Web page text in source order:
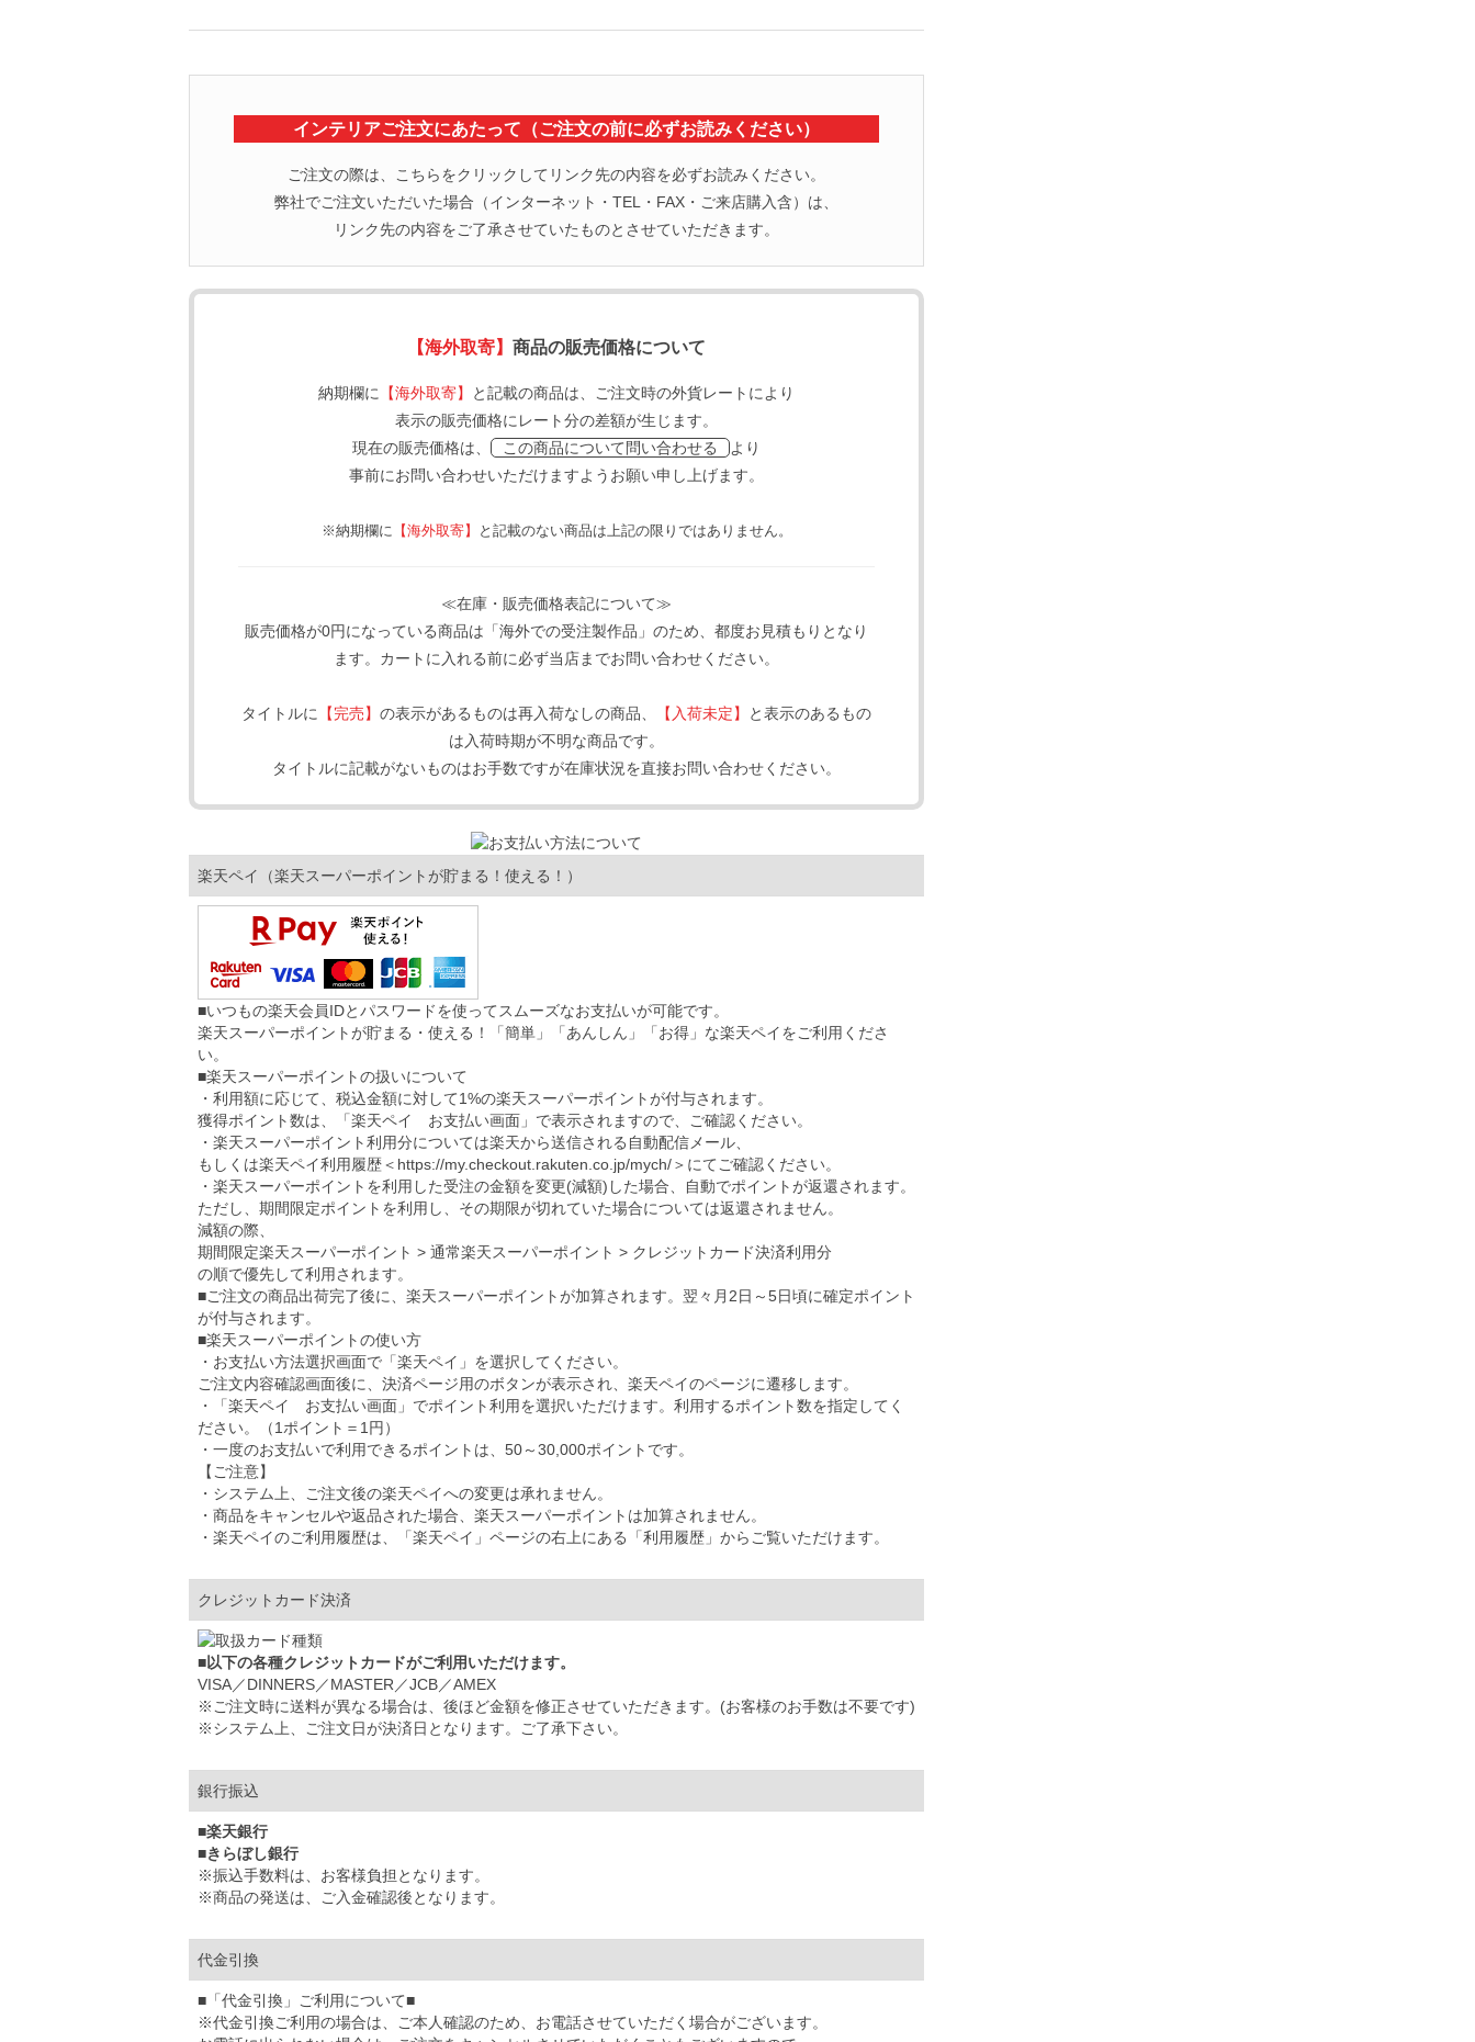
インテリアご注文にあたって（ご注文の前に必ずお読みください）
ご注文の際は、こちらをクリックしてリンク先の内容を必ずお読みください。
弊社でご注文いただいた場合（インターネット・TEL・FAX・ご来店購入含）は、
リンク先の内容をご了承させていたものとさせていただきます。
【海外取寄】 商品の販売価格について
納期欄に 【海外取寄】
と記載の商品は、ご注文時の外貨レートにより
表示の販売価格にレート分の差額が生じます。
現在の販売価格は、
この商品について問い合わせる
より
事前にお問い合わせいただけますようお願い申し上げます。
※納期欄に 【海外取寄】 と記載のない商品は上記の限りではありません。
≪在庫・販売価格表記について≫
販売価格が0円になっている商品は「海外での受注製作品」のため、都度お見積もりとなり
ます。カートに入れる前に必ず当店までお問い合わせください。
タイトルに 【完売】 の表示があるものは再入荷なしの商品、 【入荷未定】
と表示のあるもの
は入荷時期が不明な商品です。
タイトルに記載がないものはお手数ですが在庫状況を直接お問い合わせください。
楽天ペイ（楽天スーパーポイントが貯まる！使える！）
■いつもの楽天会員IDとパスワードを使ってスムーズなお支払いが可能です。
楽天スーパーポイントが貯まる・使える！「簡単」「あんしん」「お得」な楽天ペイをご利用くださ
い。
■楽天スーパーポイントの扱いについて
・利用額に応じて、税込金額に対して1%の楽天スーパーポイントが付与されます。
獲得ポイント数は、「楽天ペイ お支払い画面」で表示されますので、ご確認ください。
・楽天スーパーポイント利用分については楽天から送信される自動配信メール、
もしくは楽天ペイ利用履歴＜ https://my.checkout.rakuten.co.jp/mych/＞にてご確認ください。
・楽天スーパーポイントを利用した受注の金額を変更(減額)した場合、自動でポイントが返還されます。
ただし、期間限定ポイントを利用し、その期限が切れていた場合については返還されません。
減額の際、
期間限定楽天スーパーポイント > 通常楽天スーパーポイント > クレジットカード決済利用分
の順で優先して利用されます。
■ご注文の商品出荷完了後に、楽天スーパーポイントが加算されます。翌々月2日～5日頃に確定ポイント
が付与されます。
■楽天スーパーポイントの使い方
・お支払い方法選択画面で「楽天ペイ」を選択してください。
ご注文内容確認画面後に、決済ページ用のボタンが表示され、楽天ペイのページに遷移します。
・「楽天ペイ お支払い画面」でポイント利用を選択いただけます。利用するポイント数を指定してく
ださい。（1ポイント＝1円）
・一度のお支払いで利用できるポイントは、50～30,000ポイントです。
【ご注意】
・システム上、ご注文後の楽天ペイへの変更は承れません。
・商品をキャンセルや返品された場合、楽天スーパーポイントは加算されません。
・楽天ペイのご利用履歴は、「楽天ペイ」ページの右上にある「利用履歴」からご覧いただけます。
クレジットカード決済
■以下の各種クレジットカードがご利用いただけます。
VISA／DINNERS／MASTER／JCB／AMEX
※ご注文時に送料が異なる場合は、後ほど金額を修正させていただきます。(お客様のお手数は不要です)
※システム上、ご注文日が決済日となります。ご了承下さい。
銀行振込
■楽天銀行
■きらぼし銀行
※振込手数料は、お客様負担となります。
※商品の発送は、ご入金確認後となります。
代金引換
■「代金引換」ご利用について■
※代金引換ご利用の場合は、ご本人確認のため、お電話させていただく場合がございます。